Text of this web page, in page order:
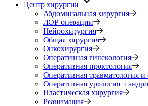
Центр хирургии
Абдоминальная хирургия
ЛОР операции
Нейрохирургия
Общая хирургия
Онкохирургия
Оперативная гинекология
Оперативная проктология
Оперативная травматология и
Оперативная урология и
Пластическая хирургия
Реанимация